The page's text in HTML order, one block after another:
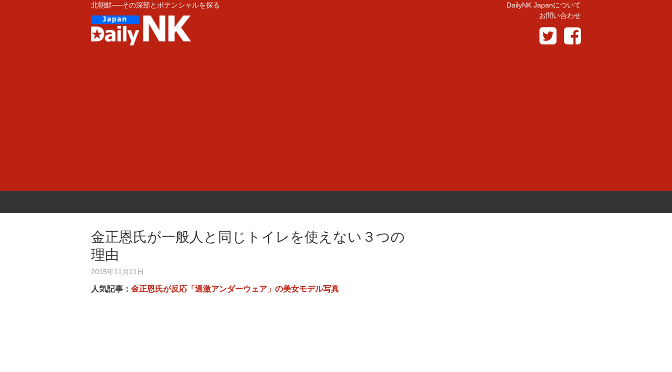
北朝鮮──その深部とポテンシャルを探る
DailyNK Japanについて
お問い合わせ
金正恩氏が一般人と同じトイレを使えない３つの
理由
2015年11月11日
人気記事： 金正恩氏が反応「過激アンダーウェア」の美女モデル写真